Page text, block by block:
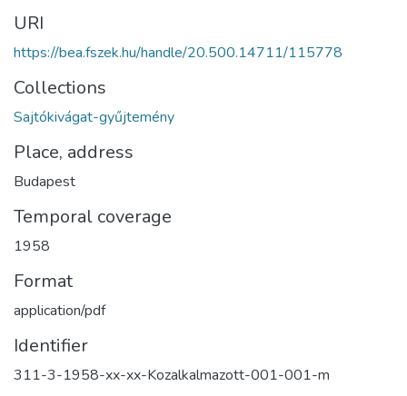
URI
https://bea.fszek.hu/handle/20.500.14711/115778
Collections
Sajtókivágat-gyűjtemény
Place, address
Budapest
Temporal coverage
1958
Format
application/pdf
Identifier
311-3-1958-xx-xx-Kozalkalmazott-001-001-m